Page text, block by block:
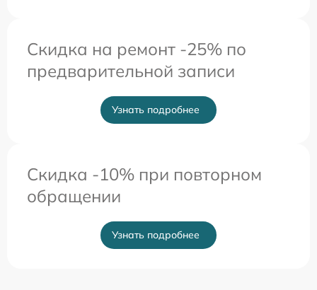
Скидка на ремонт -25% по
предварительной записи
Узнать подробнее
Скидка -10% при повторном
обращении
Узнать подробнее